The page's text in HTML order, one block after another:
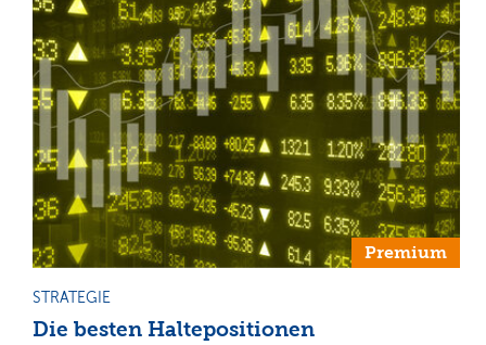
Premium
STRATEGIE
Die besten Haltepositionen